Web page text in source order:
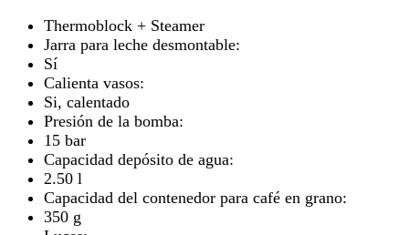
Thermoblock + Steamer
Jarra para leche desmontable:
Sí
Calienta vasos:
Si, calentado
Presión de la bomba:
15 bar
Capacidad depósito de agua:
2.50 l
Capacidad del contenedor para café en grano:
350 g